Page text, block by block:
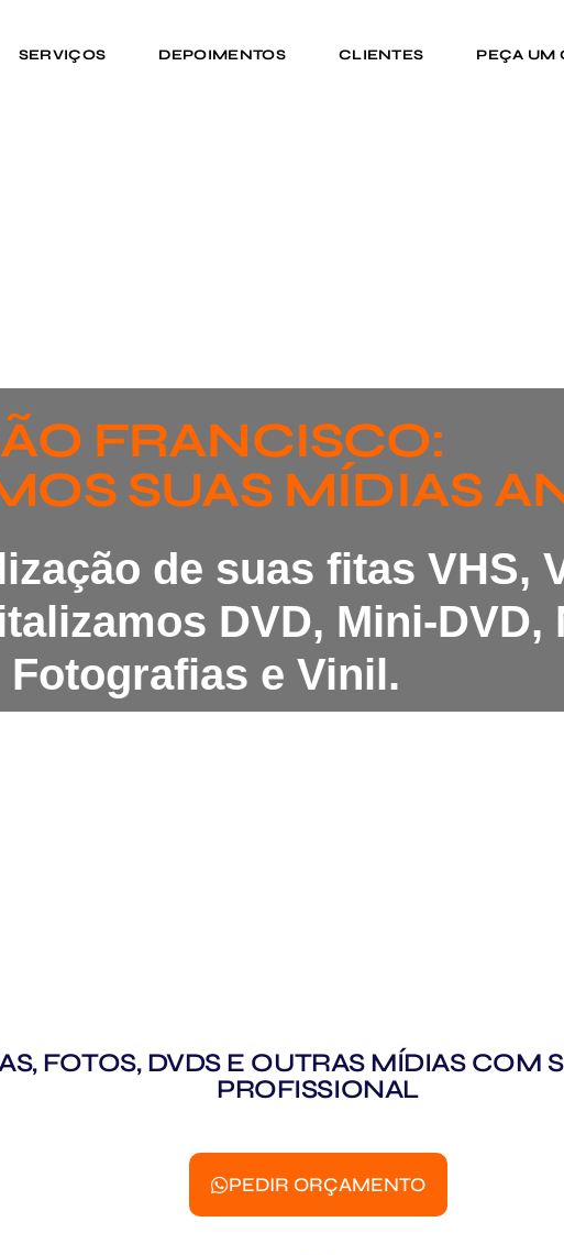
SERVIÇOS DEPOIMENTOS CLIENTES PEÇA UM
FRANCISCO:
SUAS MÍDIAS
de suas fitas VHS,
DVD, Mini-DVD,
Fotografias e Vinil.
FOTOS, DVDS E OUTRAS MÍDIAS COM
PROFISSIONAL
PEDIR ORÇAMENTO